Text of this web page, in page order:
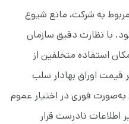
به شرکت، مانع شیوع
با نظارت دقیق سازمان
استفاده متخلفین از
قیمت اوراق بهادار سلب
به‌صورت فوری در اختیار عموم
اطلاعات نادرست قرار